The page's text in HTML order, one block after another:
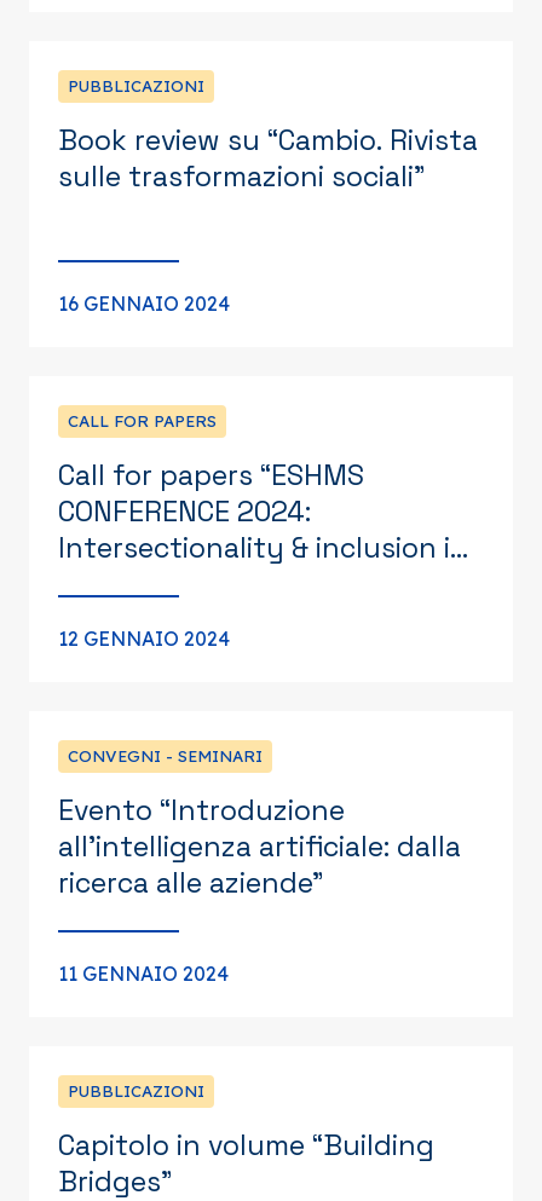
PUBBLICAZIONI
Book review su “Cambio. Rivista
sulle trasformazioni sociali”
16 GENNAIO 2024
CALL FOR PAPERS
Call for papers “ESHMS
CONFERENCE 2024:
Intersectionality & inclusion in
12 GENNAIO 2024
CONVEGNI - SEMINARI
Evento “Introduzione
all’intelligenza artificiale: dalla
ricerca alle aziende”
11 GENNAIO 2024
PUBBLICAZIONI
Capitolo in volume “Building
Bridges”